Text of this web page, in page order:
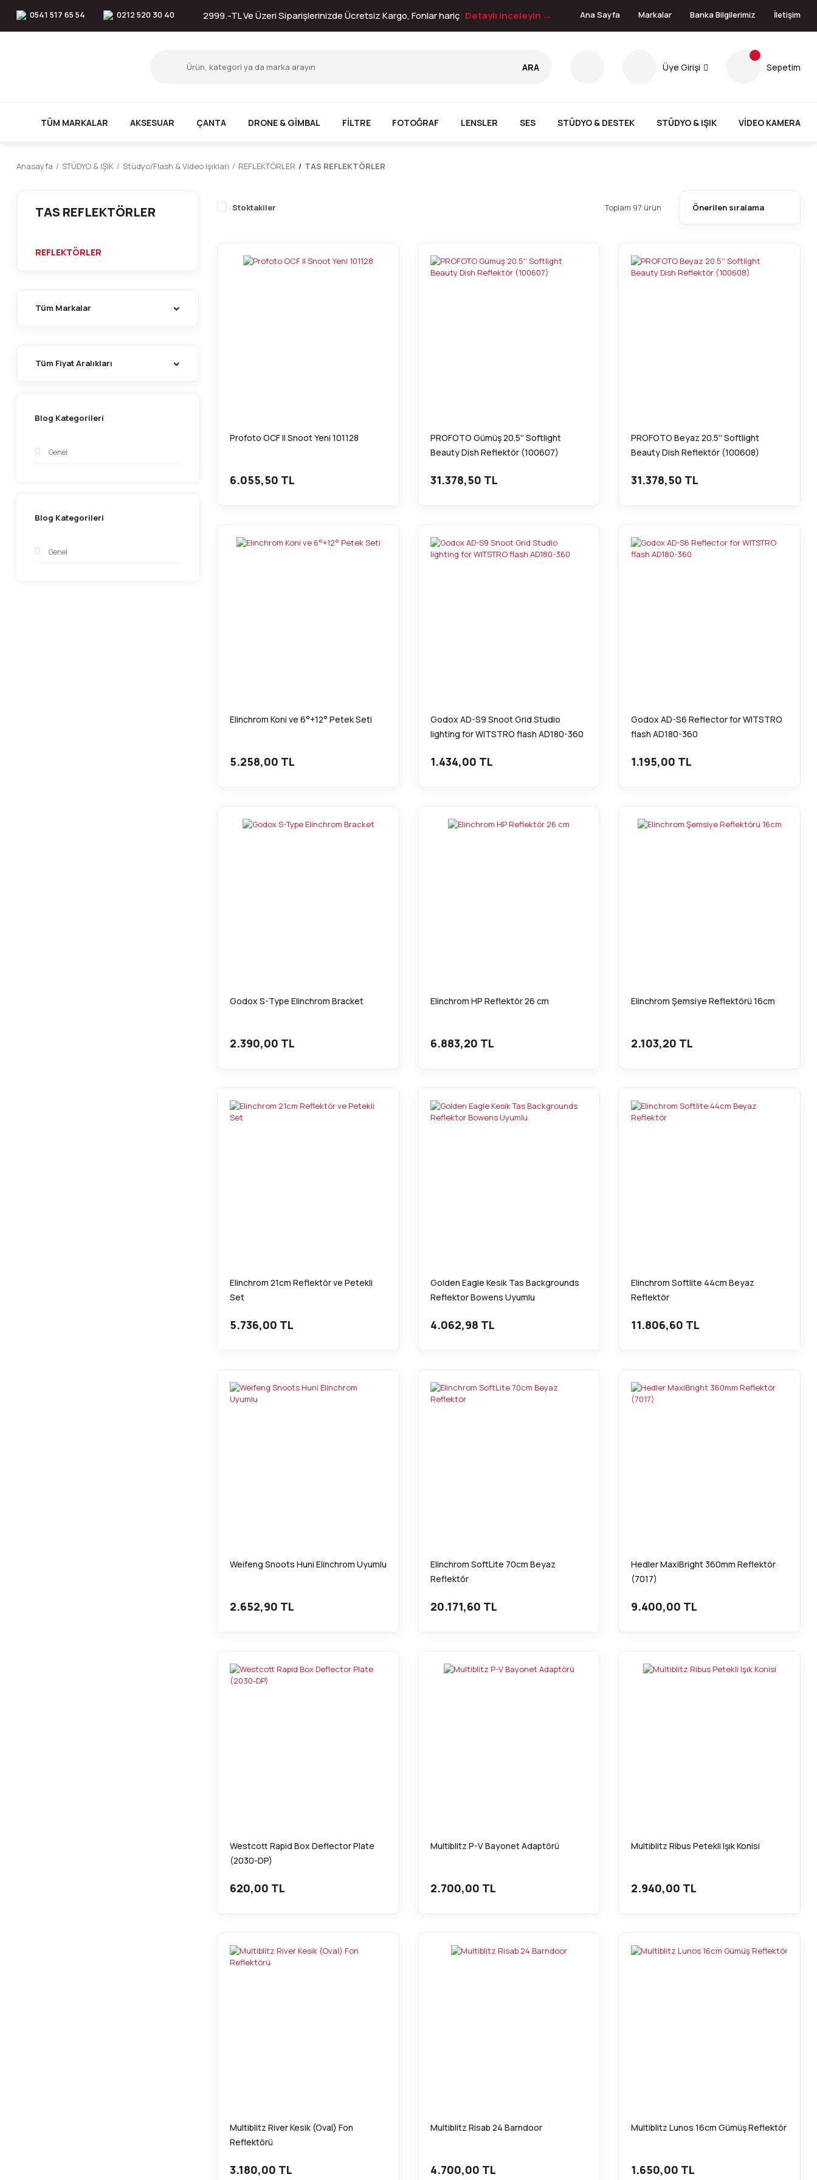
0541 517 65 54 0212 520 30 40 2999.-TL Ve Üzeri Siparişlerinizde Ücretsiz Kargo, Fonlar hariç Detaylı inceleyin → Ana Sayfa Markalar Banka Bilgilerimiz İletişim
ARA Üye Girişi Sepetim
TÜM MARKALAR AKSESUAR ÇANTA DRONE & GİMBAL FİLTRE FOTOĞRAF LENSLER SES STÜDYO & DESTEK STÜDYO & IŞIK VİDEO KAMERA
Anasayfa STÜDYO & IŞIK Stüdyo/Flash & Video Işıkları REFLEKTÖRLER TAS REFLEKTÖRLER
TAS REFLEKTÖRLER
REFLEKTÖRLER
Tüm Markalar
Tüm Fiyat Aralıkları
Blog Kategorileri
Genel
Blog Kategorileri
Genel
Stoktakiler Toplam 97 ürün
Profoto OCF II Snoot Yeni 101128
6.055,50 TL
PROFOTO Gümüş 20.5'' Softlight
Beauty Dish Reflektör (100607)
31.378,50 TL
PROFOTO Beyaz 20.5'' Softlight
Beauty Dish Reflektör (100608)
31.378,50 TL
Elinchrom Koni ve 6°+12° Petek Seti
5.258,00 TL
Godox AD-S9 Snoot Grid Studio
lighting for WITSTRO flash AD180-360
1.434,00 TL
Godox AD-S6 Reflector for WITSTRO
flash AD180-360
1.195,00 TL
Godox S-Type Elinchrom Bracket
2.390,00 TL
Elinchrom HP Reflektör 26 cm
6.883,20 TL
Elinchrom Şemsiye Reflektörü 16cm
2.103,20 TL
Elinchrom 21cm Reflektör ve Petekli
Set
5.736,00 TL
Golden Eagle Kesik Tas Backgrounds
Reflektor Bowens Uyumlu
4.062,98 TL
Elinchrom Softlite 44cm Beyaz
Reflektör
11.806,60 TL
Weifeng Snoots Huni Elinchrom Uyumlu
2.652,90 TL
Elinchrom SoftLite 70cm Beyaz
Reflektör
20.171,60 TL
Hedler MaxiBright 360mm Reflektör
(7017)
9.400,00 TL
Westcott Rapid Box Deflector Plate
(2030-DP)
620,00 TL
Multiblitz P-V Bayonet Adaptörü
2.700,00 TL
Multiblitz Ribus Petekli Işık Konisi
2.940,00 TL
Multiblitz River Kesik (Oval) Fon
Reflektörü
3.180,00 TL
Multiblitz Risab 24 Barndoor
4.700,00 TL
Multiblitz Lunos 16cm Gümüş Reflektör
1.650,00 TL